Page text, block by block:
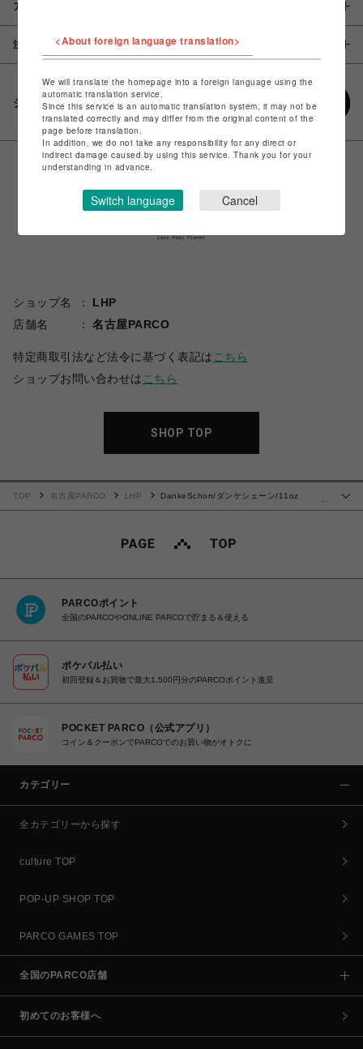
アイテム説明 / 素材
注意事項
シェアする
ショップ名
LHP
店舗名
名古屋PARCO
特定商取引法など法令に基づく表記は こちら
ショップお問い合わせは こちら
SHOP TOP
…
TOP 名古屋PARCO LHP
DankeSchon/ダンケシェーン/11oz
PARCOポイント
全国のPARCOやONLINE PARCOで貯まる＆使える
ポケパル払い
初回登録＆お買物で最大1,500円分のPARCOポイント進呈
POCKET PARCO（公式アプリ）
コイン＆クーポンでPARCOでのお買い物がオトクに
カテゴリー
全カテゴリーから探す
culture TOP
POP-UP SHOP TOP
PARCO GAMES TOP
全国のPARCO店舗
初めてのお客様へ
<About foreign language translation>
We will translate the homepage into a foreign language using the
automatic translation service.
Since this service is an automatic translation system, it may not be
translated correctly and may differ from the original content of the
page before translation.
In addition, we do not take any responsibility for any direct or
indirect damage caused by using this service. Thank you for your
understanding in advance.
Switch language Cancel